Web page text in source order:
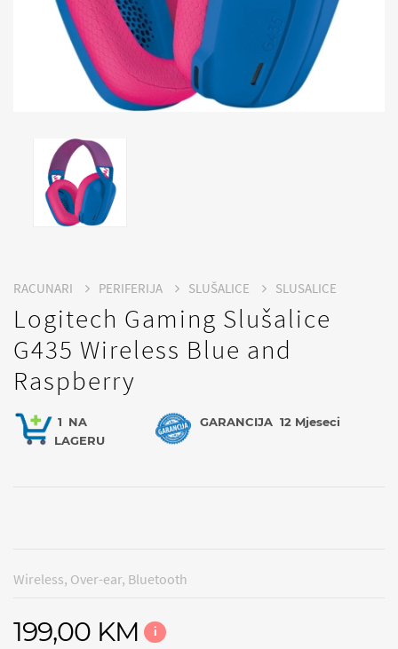
RACUNARI PERIFERIJA SLUŠALICE SLUSALICE
Logitech Gaming Slušalice
G435 Wireless Blue and
Raspberry
1 NA
LAGERU
GARANCIJA 12 Mjeseci
Wireless, Over-ear, Bluetooth
199,00 KM i